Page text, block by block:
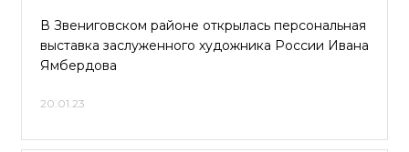
В Звениговском районе открылась персональная
выставка заслуженного художника России Ивана
Ямбердова
20.01.23